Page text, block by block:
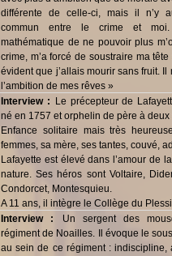
différente de celle-ci, mais il n’y
commun entre le crime et moi.
mathématique de ne pouvoir plus
crime, m’a forcé de soustraire ma
évident que j’allais mourir sans fruit.
l’ambition de mes rêves »
Interview :
Le précepteur de
né en 1757 et orphelin de père à deux
Enfance solitaire mais très
femmes, sa mère, ses tantes, couvé,
Lafayette est élevé dans l’amour de
nature. Ses héros sont Voltaire,
Condorcet, Montesquieu.
A 11 ans, il intègre le Collège du
Interview :
Un sergent des
régiment de Noailles. Il évoque le
au sein de ce régiment : indiscipline,